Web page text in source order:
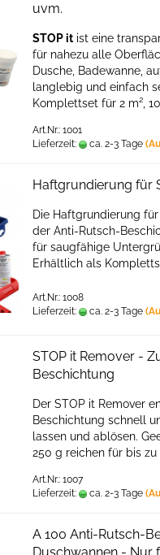
uvm.
STOP itist eine
für nahezu alle
Dusche, Badewanne,
langlebig und einfach
Komplettset für 2 m²,
Art.Nr.: 1001
Lieferzeit:
ca. 2-3 Tage
Haftgrundierung für
Die Haftgrundierung
der Anti-Rutsch-
für saugfähige
Erhältlich als
Art.Nr.: 1008
Lieferzeit:
ca. 2-3 Tage
STOP it Remover -
Beschichtung
Der STOP it Remover
Beschichtung schnell
lassen und ablösen.
250 g reichen für bis zu
Art.Nr.: 1007
Lieferzeit:
ca. 2-3 Tage
A 100 Anti-Rutsch-